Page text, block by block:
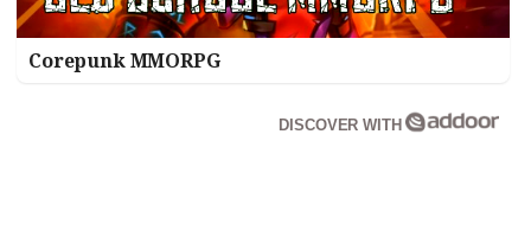
Corepunk MMORPG
DISCOVER WITH